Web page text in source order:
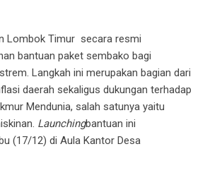
Lombok Timur secara resmi
bantuan paket sembako bagi
Langkah ini merupakan bagian dari
daerah sekaligus dukungan terhadap
Mendunia, salah satunya yaitu
Launchingbantuan ini
(17/12) di Aula Kantor Desa